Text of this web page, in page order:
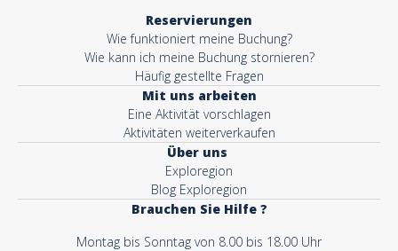
Reservierungen
Wie funktioniert meine Buchung?
Wie kann ich meine Buchung stornieren?
Häufig gestellte Fragen
Mit uns arbeiten
Eine Aktivität vorschlagen
Aktivitäten weiterverkaufen
Über uns
Exploregion
Blog Exploregion
Brauchen Sie Hilfe ?
Montag bis Sonntag von 8.00 bis 18.00 Uhr